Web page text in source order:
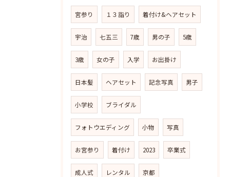
宮参り １３詣り 着付け&ヘアセット
宇治 七五三 7歳 男の子 5歳
3歳 女の子 入学 お出掛け
日本髪 ヘアセット 記念写真 男子
小学校 ブライダル
フォトウエディング 小物 写真
お宮参り 着付け 2023 卒業式
成人式 レンタル 京都